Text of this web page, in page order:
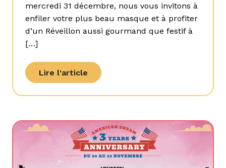
mercredi 31 décembre, nous vous invitons à
enfiler votre plus beau masque et à profiter
d’un Réveillon aussi gourmand que festif à
[…]
Lire l'article